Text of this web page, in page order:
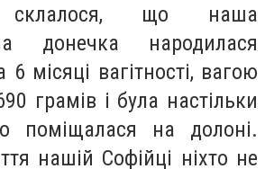
що наша
донечка народилася
місяці вагітності, вагою
грамів і була настільки
поміщалася на долоні.
нашій Софійці ніхто не